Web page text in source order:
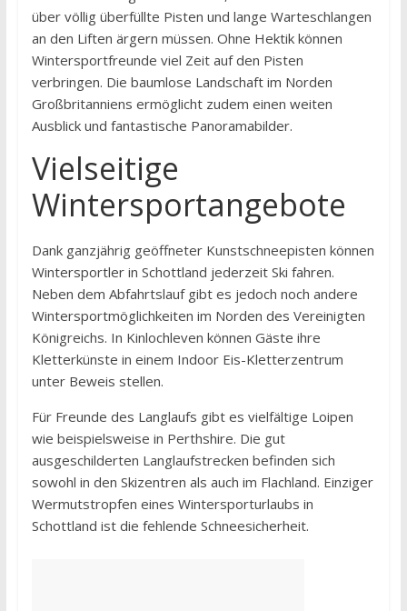
über völlig überfüllte Pisten und lange Warteschlangen
an den Liften ärgern müssen. Ohne Hektik können
Wintersportfreunde viel Zeit auf den Pisten
verbringen. Die baumlose Landschaft im Norden
Großbritanniens ermöglicht zudem einen weiten
Ausblick und fantastische Panoramabilder.
Vielseitige
Wintersportangebote
Dank ganzjährig geöffneter Kunstschneepisten können
Wintersportler in Schottland jederzeit Ski fahren.
Neben dem Abfahrtslauf gibt es jedoch noch andere
Wintersportmöglichkeiten im Norden des Vereinigten
Königreichs. In Kinlochleven können Gäste ihre
Kletterkünste in einem Indoor Eis-Kletterzentrum
unter Beweis stellen.
Für Freunde des Langlaufs gibt es vielfältige Loipen
wie beispielsweise in Perthshire. Die gut
ausgeschilderten Langlaufstrecken befinden sich
sowohl in den Skizentren als auch im Flachland. Einziger
Wermutstropfen eines Wintersporturlaubs in
Schottland ist die fehlende Schneesicherheit.